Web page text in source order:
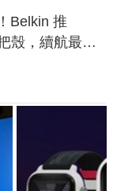
Belkin 推
殼，續航最高